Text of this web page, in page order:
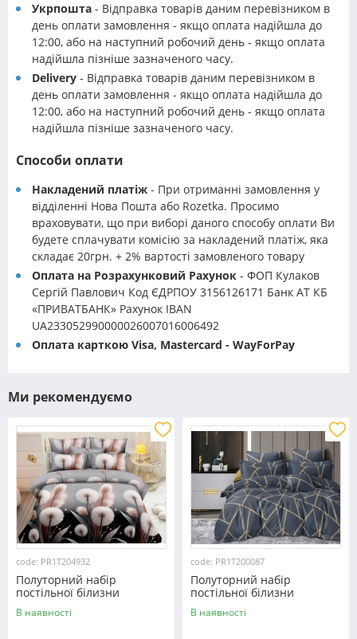
Укрпошта - Відправка товарів даним перевізником в
день оплати замовлення - якщо оплата надійшла до
12:00, або на наступний робочий день - якщо оплата
надійшла пізніше зазначеного часу.
Delivery - Відправка товарів даним перевізником в
день оплати замовлення - якщо оплата надійшла до
12:00, або на наступний робочий день - якщо оплата
надійшла пізніше зазначеного часу.
Способи оплати
Накладений платіж - При отриманні замовлення у
відділенні Нова Пошта або Rozetka. Просимо
враховувати, що при виборі даного способу оплати Ви
будете сплачувати комісію за накладений платіж, яка
складає 20грн. + 2% вартості замовленого товару
Оплата на Розрахунковий Рахунок - ФОП Кулаков
Сергій Павлович Код ЄДРПОУ 3156126171 Банк АТ КБ
«ПРИВАТБАНК» Рахунок IBAN
UA233052990000026007016006492
Оплата карткою Visa, Mastercard - WayForPay
Ми рекомендуємо
code: PR1T204932
Полуторний набір
постільної білизни
150*220 із полікотону
№204932 Черешенька™
В наявності
code: PR1T200087
Полуторний набір
постільної білизни
150*220 із полікотону
№200087 Черешенька™
В наявності